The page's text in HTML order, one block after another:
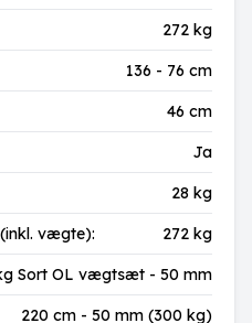
272 kg
136 - 76 cm
46 cm
Ja
28 kg
vægte): 272 kg
Sort OL vægtsæt - 50 mm
220 cm - 50 mm (300 kg)